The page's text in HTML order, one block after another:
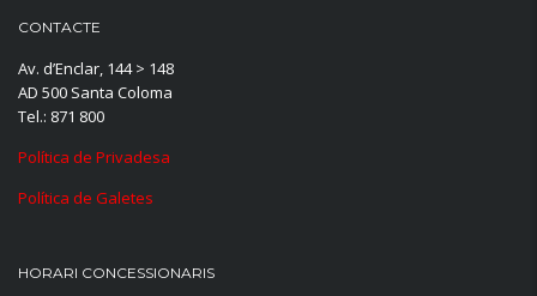
CONTACTE
Av. d’Enclar, 144 > 148
AD 500 Santa Coloma
Tel.: 871 800
Política de Privadesa
Política de Galetes
HORARI CONCESSIONARIS